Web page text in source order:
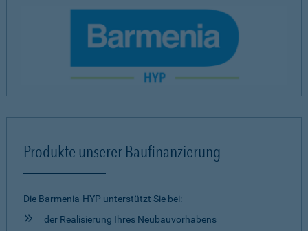
Produkte unserer Baufinanzierung
Die Barmenia-HYP unterstützt Sie bei:
der Realisierung Ihres Neubauvorhabens